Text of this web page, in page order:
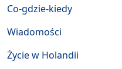
Co-gdzie-kiedy
Wiadomości
Życie w Holandii